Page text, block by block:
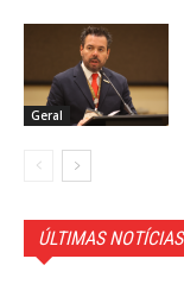
Geral
ÚLTIMAS NOTÍCIAS